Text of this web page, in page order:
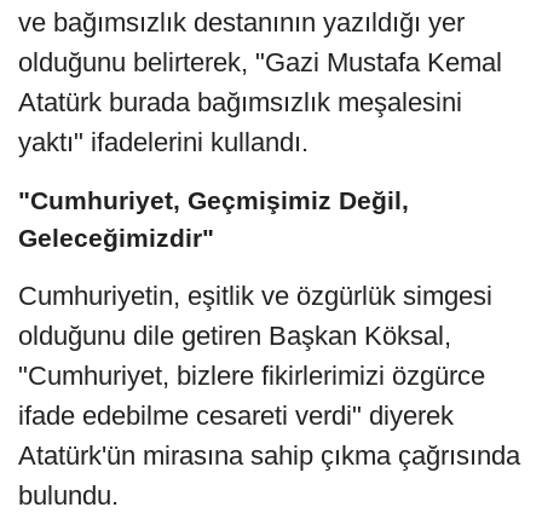
ve bağımsızlık destanının yazıldığı yer
olduğunu belirterek, "Gazi Mustafa Kemal
Atatürk burada bağımsızlık meşalesini
yaktı" ifadelerini kullandı.
"Cumhuriyet, Geçmişimiz Değil,
Geleceğimizdir"
Cumhuriyetin, eşitlik ve özgürlük simgesi
olduğunu dile getiren Başkan Köksal,
"Cumhuriyet, bizlere fikirlerimizi özgürce
ifade edebilme cesareti verdi" diyerek
Atatürk'ün mirasına sahip çıkma çağrısında
bulundu.